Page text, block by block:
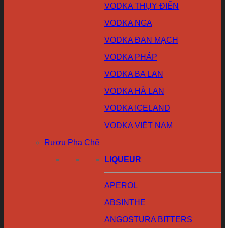
VODKA THỤY ĐIỂN
VODKA NGA
VODKA ĐAN MẠCH
VODKA PHÁP
VODKA BA LAN
VODKA HÀ LAN
VODKA ICELAND
VODKA VIỆT NAM
Rượu Pha Chế
LIQUEUR
APEROL
ABSINTHE
ANGOSTURA BITTERS